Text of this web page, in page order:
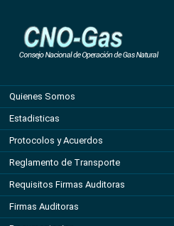
Quienes Somos
Estadisticas
Protocolos y Acuerdos
Reglamento de Transporte
Requisitos Firmas Auditoras
Firmas Auditoras